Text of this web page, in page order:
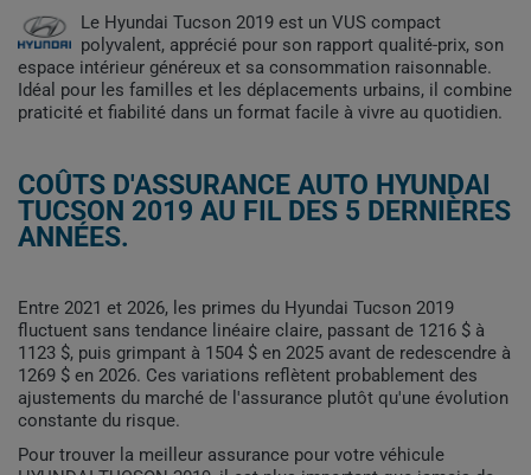
Le Hyundai Tucson 2019 est un VUS compact
polyvalent, apprécié pour son rapport qualité-prix, son
espace intérieur généreux et sa consommation raisonnable.
Idéal pour les familles et les déplacements urbains, il combine
praticité et fiabilité dans un format facile à vivre au quotidien.
COÛTS D'ASSURANCE AUTO HYUNDAI
TUCSON 2019 AU FIL DES 5 DERNIÈRES
ANNÉES.
Entre 2021 et 2026, les primes du Hyundai Tucson 2019
fluctuent sans tendance linéaire claire, passant de 1216 $ à
1123 $, puis grimpant à 1504 $ en 2025 avant de redescendre à
1269 $ en 2026. Ces variations reflètent probablement des
ajustements du marché de l'assurance plutôt qu'une évolution
constante du risque.
Pour trouver la meilleur assurance pour votre véhicule